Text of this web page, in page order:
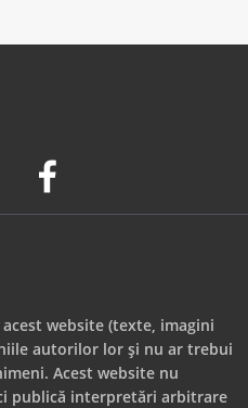
website (texte, imagini
autorilor lor și nu ar trebui
Acest website nu
publică interpretări arbitrare